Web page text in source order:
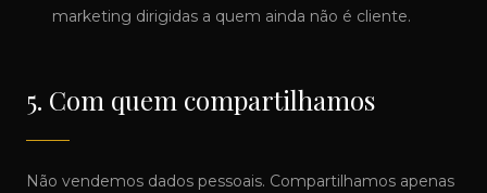
marketing dirigidas a quem ainda não é cliente.
5. Com quem compartilhamos
Não vendemos dados pessoais. Compartilhamos apenas